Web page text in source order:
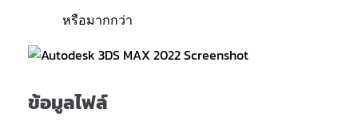
หรือมากกว่า
ข้อมูลไฟล์